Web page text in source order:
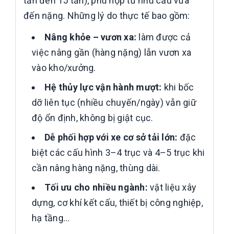
đến nặng. Những lý do thực tế bao gồm:
Nâng khỏe – vươn xa: làm được cả
việc nâng gần (hàng nặng) lẫn vươn xa
vào kho/xưởng.
Hệ thủy lực vận hành mượt: khi bốc
dỡ liên tục (nhiều chuyến/ngày) vẫn giữ
độ ổn định, không bị giật cục.
Dễ phối hợp với xe cơ sở tải lớn: đặc
biệt các cấu hình 3–4 trục và 4–5 trục khi
cần nâng hàng nặng, thùng dài.
Tối ưu cho nhiều ngành: vật liệu xây
dựng, cơ khí kết cấu, thiết bị công nghiệp,
hạ tầng…